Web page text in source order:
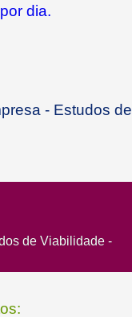
dia.
- Estudos de
de Viabilidade -